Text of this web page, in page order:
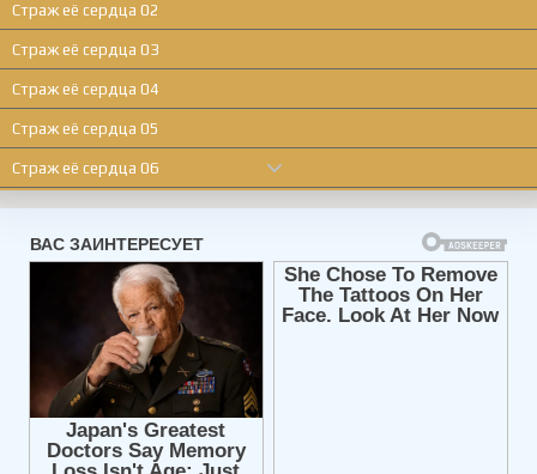
Страж её сердца 02
Страж её сердца 03
Страж её сердца 04
Страж её сердца 05
Страж её сердца 06
Страж её сердца 07
Страж её сердца 08
Страж её сердца 09
Страж её сердца 10
Страж её сердца 11
Страж её сердца 12
Страж её сердца 13